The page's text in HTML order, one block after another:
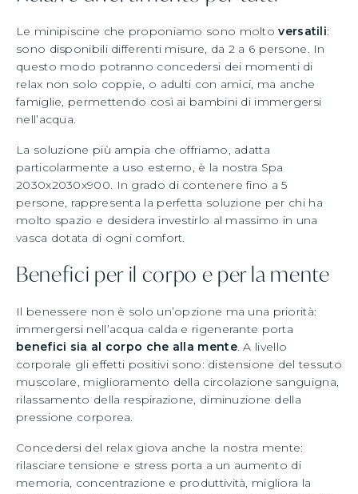
Le minipiscine che proponiamo sono moltoversatili:
sono disponibili differenti misure, da 2 a 6 persone. In
questo modo potranno concedersi dei momenti di
relax non solo coppie, o adulti con amici, ma anche
famiglie, permettendo così ai bambini di immergersi
nell’acqua.
La soluzione più ampia che offriamo, adatta
particolarmente a uso esterno, è la nostra Spa
2030x2030x900. In grado di contenere fino a 5
persone, rappresenta la perfetta soluzione per chi ha
molto spazio e desidera investirlo al massimo in una
vasca dotata di ogni comfort.
Benefici per il corpo e per la mente
Il benessere non è solo un’opzione ma una priorità:
immergersi nell’acqua calda e rigenerante porta
benefici sia al corpo che alla mente. A livello
corporale gli effetti positivi sono: distensione del tessuto
muscolare, miglioramento della circolazione sanguigna,
rilassamento della respirazione, diminuzione della
pressione corporea.
Concedersi del relax giova anche la nostra mente:
rilasciare tensione e stress porta a un aumento di
memoria, concentrazione e produttività, migliora la